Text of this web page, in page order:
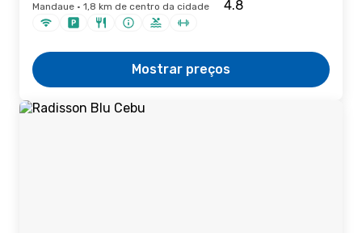
Mandaue · 1,8 km de centro da cidade
Mostrar preços